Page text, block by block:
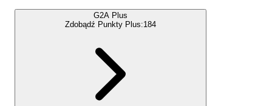
G2A Plus
Zdobądź Punkty Plus:184